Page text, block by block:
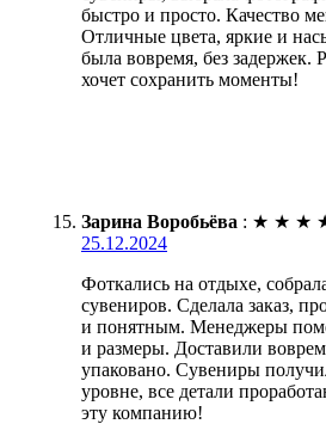
быстро и просто. Качество
Отличные цвета, яркие и
была вовремя, без задержек.
хочет сохранить моменты!
Зарина Воробьёва : ★ ★ ★
25.12.2024
Фоткались на отдыхе,
сувениров. Сделала заказ,
и понятным. Менеджеры
и размеры. Доставили
упаковано. Сувениры
уровне, все детали
эту компанию!